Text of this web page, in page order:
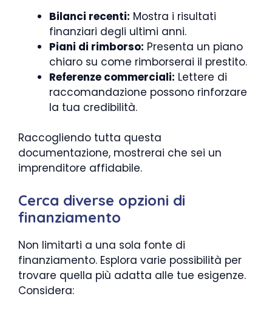
Bilanci recenti: Mostra i risultati
finanziari degli ultimi anni.
Piani di rimborso: Presenta un piano
chiaro su come rimborserai il prestito.
Referenze commerciali: Lettere di
raccomandazione possono rinforzare
la tua credibilità.
Raccogliendo tutta questa
documentazione, mostrerai che sei un
imprenditore affidabile.
Cerca diverse opzioni di
finanziamento
Non limitarti a una sola fonte di
finanziamento. Esplora varie possibilità per
trovare quella più adatta alle tue esigenze.
Considera: